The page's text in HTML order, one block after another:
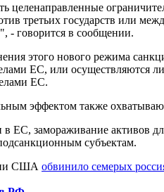
целенаправленные
третьих государств или
- говорится в сообщении.
этого нового режима
ЕС, или
ЕС.
эффектом также
ЕС, замораживание активов
субъектам.
США обвинило семерых